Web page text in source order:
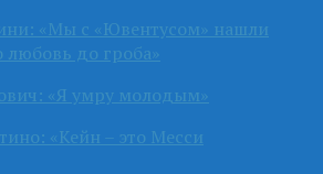
«Мы с «Ювентусом» нашли
любовь до гроба»
«Я умру молодым»
«Кейн – это Месси